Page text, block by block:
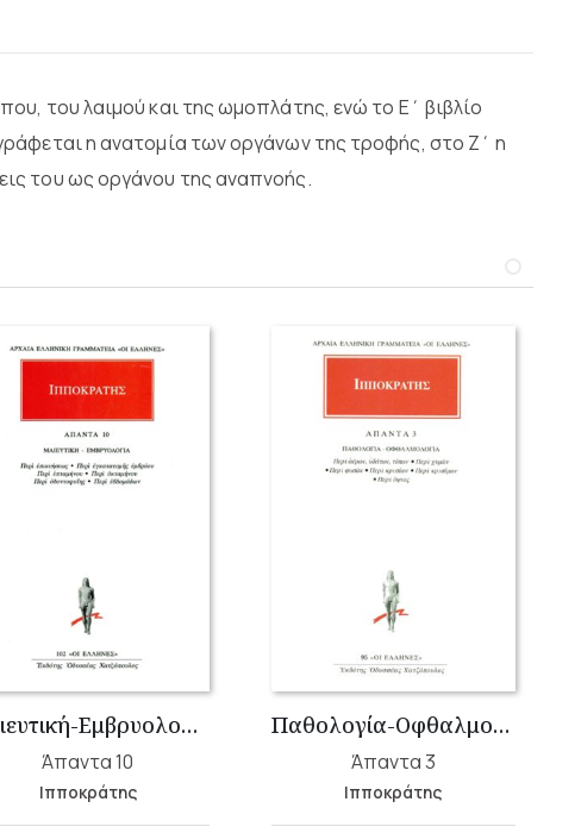
του λαιμού και της ωμοπλάτης, ενώ το Ε΄ βιβλίο
η ανατομία των οργάνων της τροφής, στο Ζ΄ η
του ως οργάνου της αναπνοής.
Μαιευτική-Εμβρυολογία: Περί Επικυήσεως, Περί Εγκατατομής Εμβρύου, Περί Επταμήνου, Περί Οκταμήνου, Περί Οδοντοφυΐης, Περί Εβδομάδων
Άπαντα 10
Ιπποκράτης
Παθολογία-Οφθαλμολογία: Περί Αέρων, Υδάτων, Τόπων, Περί Χυμών, Περί Φυσών, Περί Κρίσιων, Περί Κρισίμων, Περί Όψιος
Άπαντα 3
Ιπποκράτης